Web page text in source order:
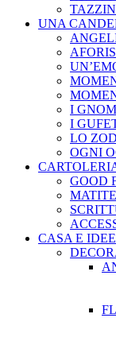
UNA
I
I
LO
OGNI
GOOD
CASA E